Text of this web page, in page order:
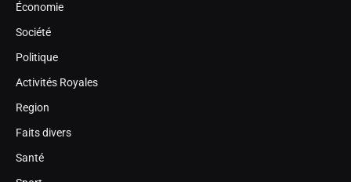
Économie
Société
Politique
Activités Royales
Region
Faits divers
Santé